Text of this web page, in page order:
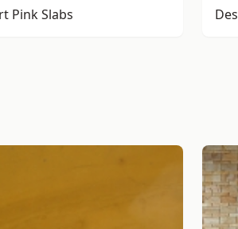
Pink Slabs